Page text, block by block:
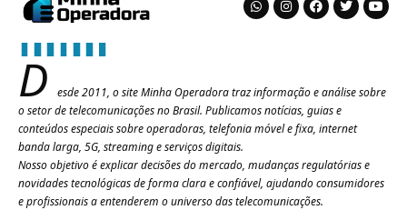
D
esde 2011, o site Minha Operadora traz informação e análise sobre
o setor de telecomunicações no Brasil. Publicamos notícias, guias e
conteúdos especiais sobre operadoras, telefonia móvel e fixa, internet
banda larga, 5G, streaming e serviços digitais.
Nosso objetivo é explicar decisões do mercado, mudanças regulatórias e
novidades tecnológicas de forma clara e confiável, ajudando consumidores
e profissionais a entenderem o universo das telecomunicações.